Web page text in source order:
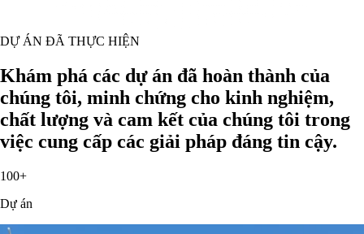
DỰ ÁN ĐÃ THỰC HIỆN
Khám phá các dự án đã hoàn thành của
chúng tôi, minh chứng cho kinh nghiệm,
chất lượng và cam kết của chúng tôi trong
việc cung cấp các giải pháp đáng tin cậy.
100+
Dự án